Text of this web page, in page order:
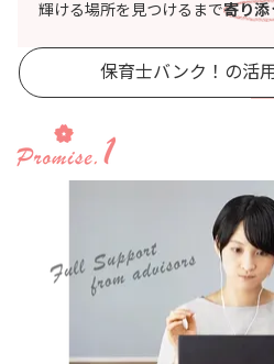
輝ける場所を見つけるまで寄り添
保育士バンク！の活